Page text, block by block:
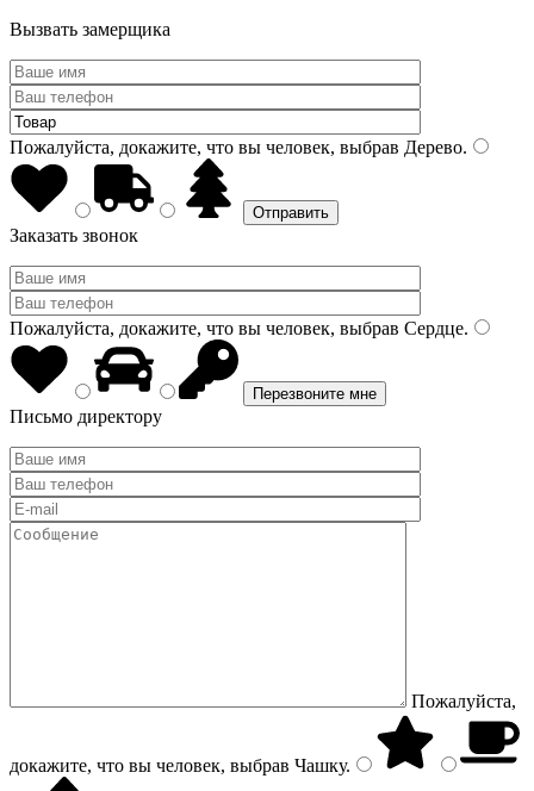
Вызвать замерщика
Пожалуйста, докажите, что вы человек, выбрав Дерево.
Заказать звонок
Пожалуйста, докажите, что вы человек, выбрав Сердце.
Письмо директору
Пожалуйста,
докажите, что вы человек, выбрав Чашку.